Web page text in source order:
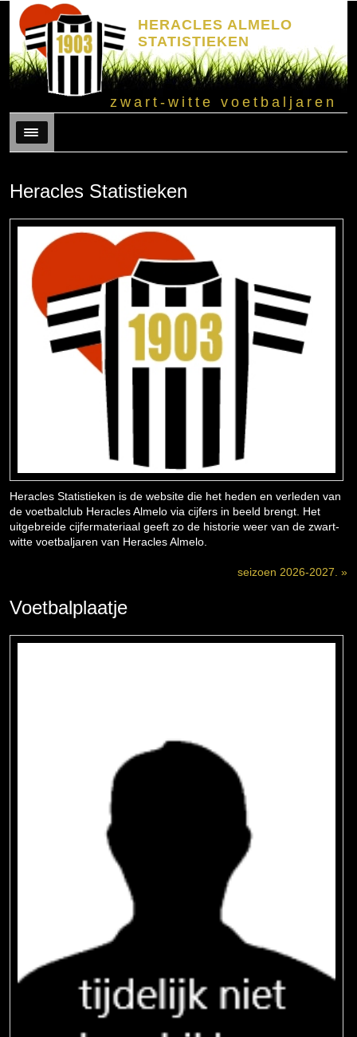
HERACLES ALMELO
STATISTIEKEN
zwart-witte voetbaljaren
Menu
Heracles Statistieken
Heracles Statistieken is de website die het heden en verleden van
de voetbalclub Heracles Almelo via cijfers in beeld brengt. Het
uitgebreide cijfermateriaal geeft zo de historie weer van de zwart-
witte voetbaljaren van Heracles Almelo.
seizoen 2026-2027. »
Voetbalplaatje